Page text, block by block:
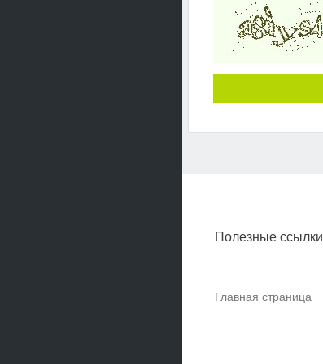
Полезные ссылки
Главная страница